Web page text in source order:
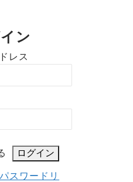
ン
レス
パスワードリ